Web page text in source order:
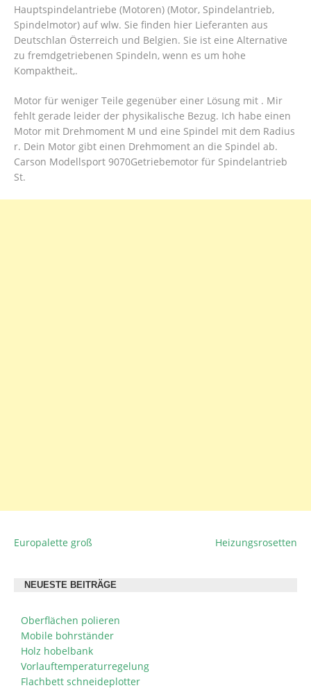
Hauptspindelantriebe (Motoren) (Motor, Spindelantrieb,
Spindelmotor) auf wlw. Sie finden hier Lieferanten aus
Deutschlan Österreich und Belgien. Sie ist eine Alternative
zu fremdgetriebenen Spindeln, wenn es um hohe
Kompaktheit,.
Motor für weniger Teile gegenüber einer Lösung mit . Mir
fehlt gerade leider der physikalische Bezug. Ich habe einen
Motor mit Drehmoment M und eine Spindel mit dem Radius
r. Dein Motor gibt einen Drehmoment an die Spindel ab.
Carson Modellsport 9070Getriebemotor für Spindelantrieb
St.
BEITRAGSNAVIGATION
Europalette groß Heizungsrosetten
NEUESTE BEITRÄGE
Oberflächen polieren
Mobile bohrständer
Holz hobelbank
Vorlauftemperaturregelung
Flachbett schneideplotter